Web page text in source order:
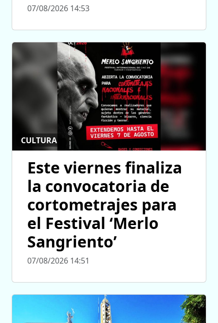
07/08/2026 14:53
CULTURA
Este viernes finaliza
la convocatoria de
cortometrajes para
el Festival ‘Merlo
Sangriento’
07/08/2026 14:51